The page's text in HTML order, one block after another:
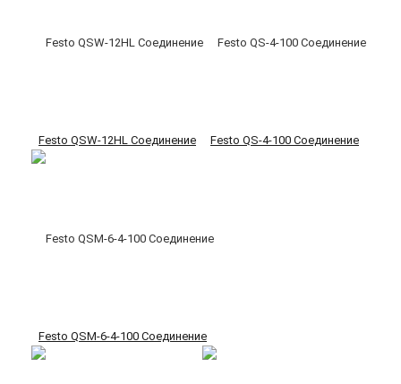
Festo QSW-12HL Соединение Festo QS-4-100 Соединение
Festo QSM-6-4-100 Соединение